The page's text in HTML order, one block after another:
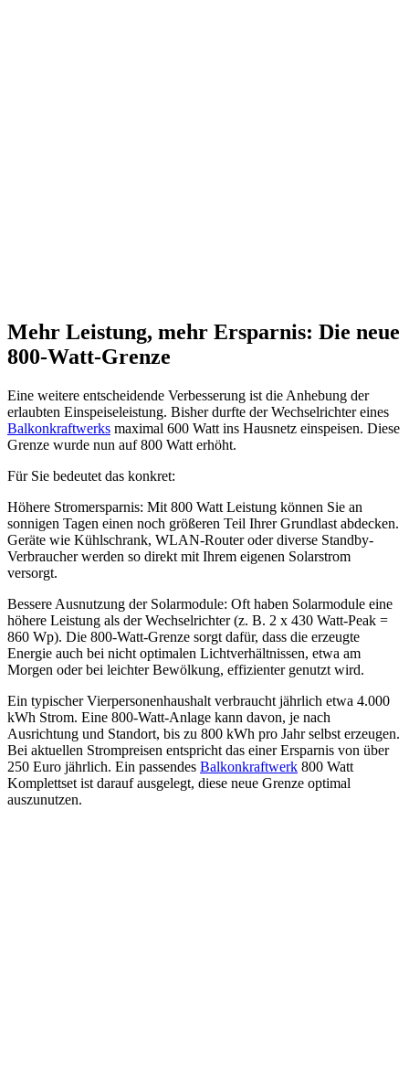
Mehr Leistung, mehr Ersparnis: Die neue
800-Watt-Grenze
Eine weitere entscheidende Verbesserung ist die Anhebung der
erlaubten Einspeiseleistung. Bisher durfte der Wechselrichter eines
Balkonkraftwerks maximal 600 Watt ins Hausnetz einspeisen. Diese
Grenze wurde nun auf 800 Watt erhöht.
Für Sie bedeutet das konkret:
Höhere Stromersparnis: Mit 800 Watt Leistung können Sie an
sonnigen Tagen einen noch größeren Teil Ihrer Grundlast abdecken.
Geräte wie Kühlschrank, WLAN-Router oder diverse Standby-
Verbraucher werden so direkt mit Ihrem eigenen Solarstrom
versorgt.
Bessere Ausnutzung der Solarmodule: Oft haben Solarmodule eine
höhere Leistung als der Wechselrichter (z. B. 2 x 430 Watt-Peak =
860 Wp). Die 800-Watt-Grenze sorgt dafür, dass die erzeugte
Energie auch bei nicht optimalen Lichtverhältnissen, etwa am
Morgen oder bei leichter Bewölkung, effizienter genutzt wird.
Ein typischer Vierpersonenhaushalt verbraucht jährlich etwa 4.000
kWh Strom. Eine 800-Watt-Anlage kann davon, je nach
Ausrichtung und Standort, bis zu 800 kWh pro Jahr selbst erzeugen.
Bei aktuellen Strompreisen entspricht das einer Ersparnis von über
250 Euro jährlich. Ein passendes Balkonkraftwerk 800 Watt
Komplettset ist darauf ausgelegt, diese neue Grenze optimal
auszunutzen.